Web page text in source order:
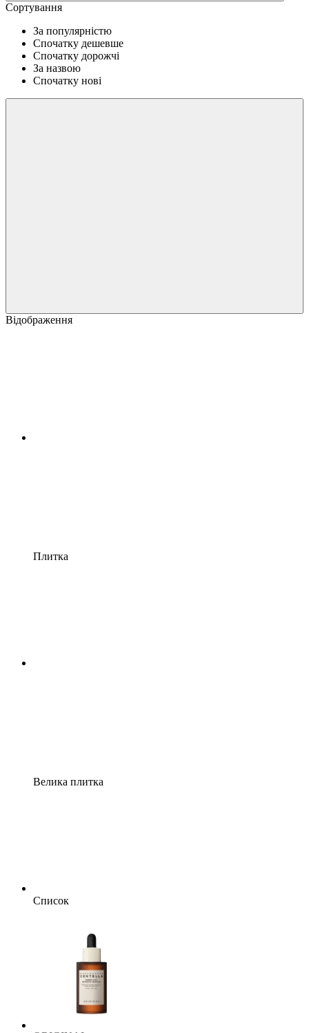
Сортування
За популярністю
Спочатку дешевше
Спочатку дорожчі
За назвою
Спочатку нові
Відображення
Плитка
Велика плитка
Список